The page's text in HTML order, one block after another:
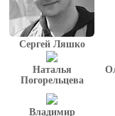
Сергей Ляшко
Наталья
Погорельцева
Владимир